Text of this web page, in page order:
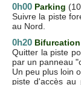
0h00 Parking
Suivre la piste
au Nord.
0h20
Quitter la piste
par un panneau
Un peu plus loin
piste d'accès